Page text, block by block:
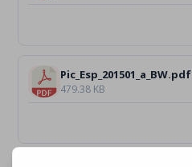
Pic_Esp_201501_a_BW.pdf
479.38 KB